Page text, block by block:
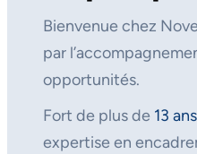
Bienvenue chez
par
opportunités.
Fort de plus de 13
expertise en